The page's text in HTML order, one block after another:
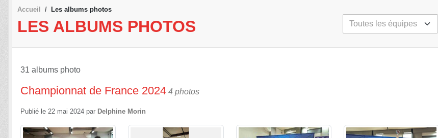
Accueil Les albums photos
LES ALBUMS PHOTOS
31 albums photo
Championnat de France 2024 4 photos
Publié le 22 mai 2024 par Delphine Morin